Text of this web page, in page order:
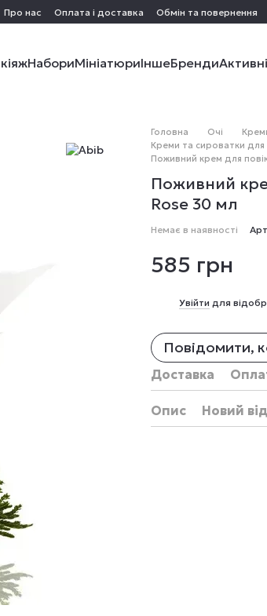
Про нас Оплата і доставка Обмін та повернення
НабориМініатюриІншеБренди
Головна Очі
Креми та сироватки
Поживний крем для
Поживний
Rose 30 мл
Немає в наявності
585 грн
Увійти для
Повідомити,
Доставка
Опис Новий